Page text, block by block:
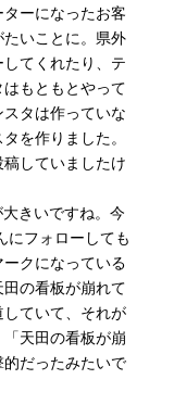
ーになったお客
いことに。県外
てくれたり、テ
もともとやって
タは作っていな
を作りました。
していましたけ
きいですね。今
にフォローしても
クになっている
の看板が崩れて
ていて、それが
天田の看板が崩
だったみたいで